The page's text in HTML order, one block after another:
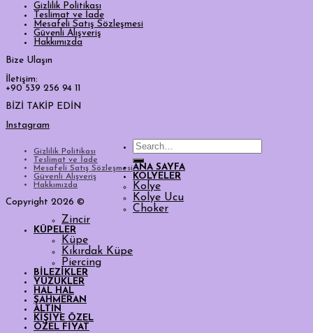
Gizlilik Politikası
Teslimat ve İade
Mesafeli Satış Sözleşmesi
Güvenli Alışveriş
Hakkımızda
Bize Ulaşın
İletişim:
+90 539 256 94 11
BİZİ TAKİP EDİN
Instagram
Gizlilik Politikası
Teslimat ve İade
Mesafeli Satış Sözleşmesi
Güvenli Alışveriş
Hakkımızda
Copyright 2026 ©
Search
for:
ANA SAYFA
KOLYELER
Kolye
Kolye Ucu
Choker
Zincir
KÜPELER
Küpe
Kıkırdak Küpe
Piercing
BİLEZİKLER
YÜZÜKLER
HAL HAL
ŞAHMERAN
ALTIN
KİŞİYE ÖZEL
ÖZEL FİYAT